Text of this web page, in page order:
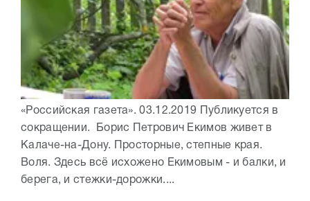
«Российская газета». 03.12.2019 Публикуется в
сокращении. Борис Петрович Екимов живет в
Калаче-на-Дону. Просторные, степные края.
Воля. Здесь всё исхожено Екимовым - и балки, и
берега, и стежки-дорожки....